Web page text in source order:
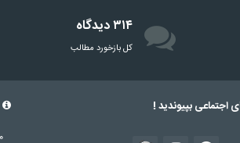
۳۱۴ دیدگاه
‌کل بازخورد مطالب
اجتماعی بپیوندید !